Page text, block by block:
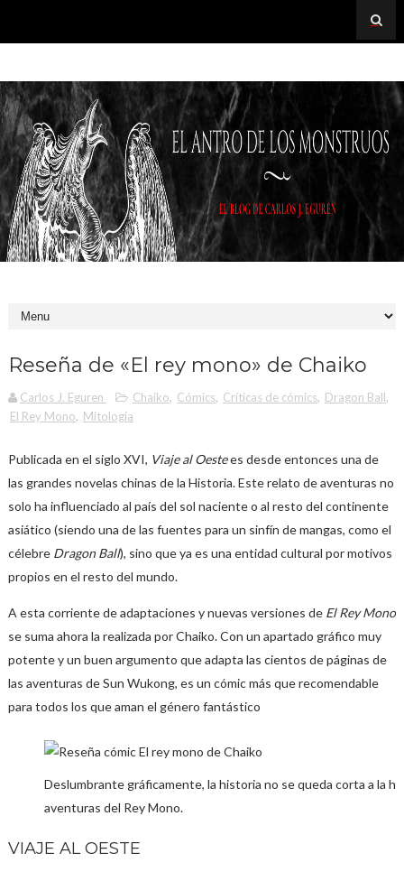
Reseña de «El rey mono» de Chaiko
Carlos J. Eguren Chaiko, Cómics, Críticas de cómics, Dragon Ball,
El Rey Mono, Mitología
Publicada en el siglo XVI, Viaje al Oestees desde entonces una de
las grandes novelas chinas de la Historia. Este relato de aventuras no
solo ha influenciado al país del sol naciente o al resto del continente
asiático (siendo una de las fuentes para un sinfín de mangas, como el
célebre Dragon Ball), sino que ya es una entidad cultural por motivos
propios en el resto del mundo.
A esta corriente de adaptaciones y nuevas versiones de El Rey Mono
se suma ahora la realizada por Chaiko. Con un apartado gráfico muy
potente y un buen argumento que adapta las cientos de páginas de
las aventuras de Sun Wukong, es un cómic más que recomendable
para todos los que aman el género fantástico
Deslumbrante gráficamente, la historia no se queda corta a la
aventuras del Rey Mono.
VIAJE AL OESTE